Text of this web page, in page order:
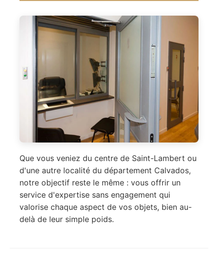
Que vous veniez du centre de Saint-Lambert ou
d'une autre localité du département Calvados,
notre objectif reste le même : vous offrir un
service d'expertise sans engagement qui
valorise chaque aspect de vos objets, bien au-
delà de leur simple poids.